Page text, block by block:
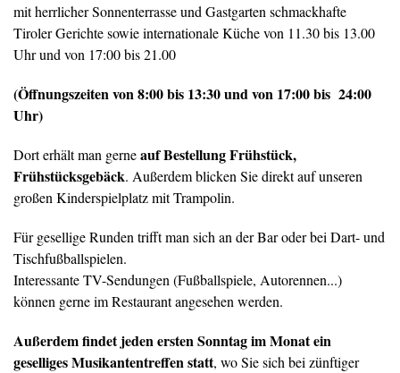
mit herrlicher Sonnenterrasse und Gastgarten schmackhafte
Tiroler Gerichte sowie internationale Küche von 11.30 bis 13.00
Uhr und von 17:00 bis 21.00
(Öffnungszeiten von 8:00 bis 13:30 und von 17:00 bis 24:00
Uhr)
Dort erhält man gerneauf Bestellung Frühstück,
Frühstücksgebäck. Außerdem blicken Sie direkt auf unseren
großen Kinderspielplatz mit Trampolin.
Für gesellige Runden trifft man sich an der Bar oder bei Dart- und
Tischfußballspielen.
Interessante TV-Sendungen (Fußballspiele, Autorennen...)
können gerne im Restaurant angesehen werden.
Außerdem findet jeden ersten Sonntag im Monat ein
geselliges Musikantentreffen statt, wo Sie sich bei zünftiger